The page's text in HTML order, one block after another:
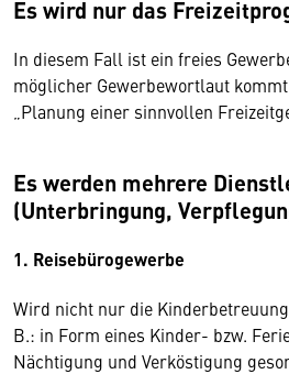
Es wird nur das
In diesem Fall ist ein freies
möglicher Gewerbewortlaut
„Planung einer sinnvollen
Es werden mehrere
(Unterbringung,
1. Reisebürogewerbe
Wird nicht nur die
B.: in Form eines Kinder- bzw.
Nächtigung und Verköstigung